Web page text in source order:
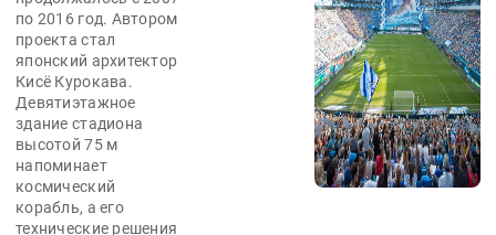
по 2016 год. Автором
проекта стал
японский архитектор
Кисё Курокава.
Девятиэтажное
здание стадиона
высотой 75 м
напоминает
космический
корабль, а его
технические решения